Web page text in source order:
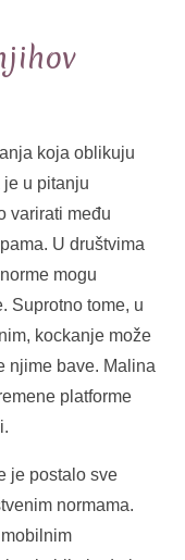
koja oblikuju
u pitanju
varirati među
U društvima
mogu
Suprotno tome, u
kockanje može
njime bave. Malina
platforme
je postalo sve
normama.